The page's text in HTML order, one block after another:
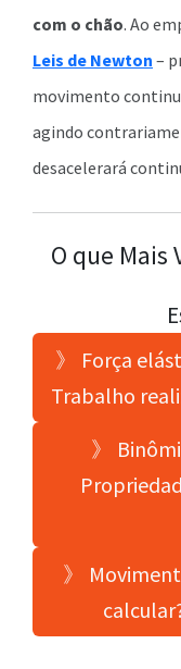
com o chão. Ao
Leis de Newton –
movimento
agindo
desacelerará
O que Mais
》 Força
Trabalho
》
》